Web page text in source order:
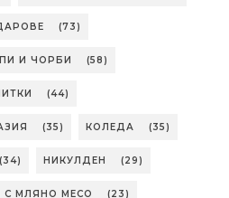
(73)
И ЧОРБИ (58)
(44)
(35) КОЛЕДА (35)
(34) НИКУЛДЕН (29)
С МЛЯНО МЕСО (23)